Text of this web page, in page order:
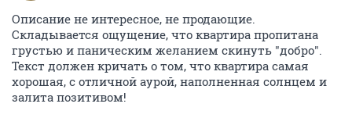
Описание не интересное, не продающие.
Складывается ощущение, что квартира пропитана
грустью и паническим желанием скинуть "добро".
Текст должен кричать о том, что квартира самая
хорошая, с отличной аурой, наполненная солнцем и
залита позитивом!